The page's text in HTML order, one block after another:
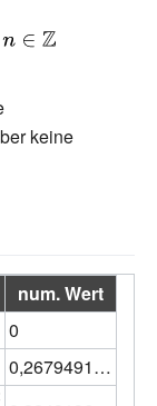
keine
num. Wert
0
0,2679491…